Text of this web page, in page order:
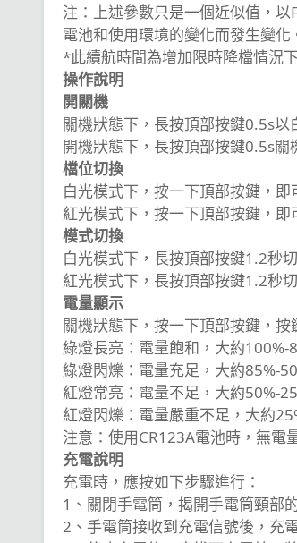
注：上述參數只是一個近似值，
電池和使用環境的變化而發生變化
*此續航時間為增加限時降檔情況
操作說明
開關機
關機狀態下，長按頂部按鍵0.5s以
開機狀態下，長按頂部按鍵0.5s關
檔位切換
白光模式下，按一下頂部按鍵，
紅光模式下，按一下頂部按鍵，
模式切換
白光模式下，長按頂部按鍵1.2秒
紅光模式下，長按頂部按鍵1.2秒
電量顯示
關機狀態下，按一下頂部按鍵，
綠燈長亮：電量飽和，大約100%-
綠燈閃爍：電量充足，大約85%-
紅燈常亮：電量不足，大約50%-
紅燈閃爍：電量嚴重不足，大約
注意：使用CR123A電池時，無電
充電說明
充電時，應按如下步驟進行：
1、關閉手電筒，揭開手電筒頸部
2、手電筒接收到充電信號後，充